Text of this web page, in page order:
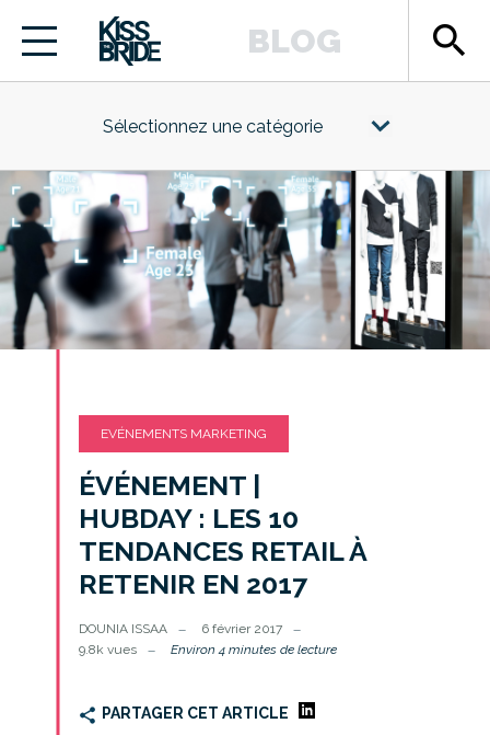
BLOG search
Sélectionnez une catégorie
EVÉNEMENTS MARKETING
ÉVÉNEMENT |
HUBDAY : LES 10
TENDANCES RETAIL À
RETENIR EN 2017
DOUNIA ISSAA
6 février 2017
9.8k vues
Environ 4 minutes de lecture
PARTAGER CET ARTICLE